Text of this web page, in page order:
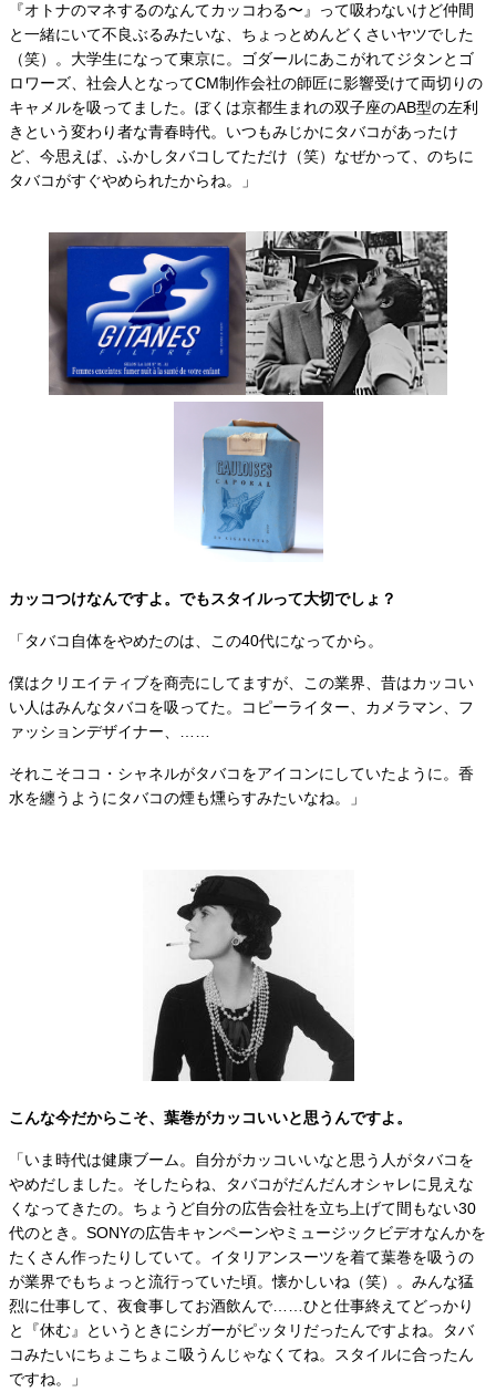
『オトナのマネするのなんてカッコわる〜』って吸わないけど仲間
と一緒にいて不良ぶるみたいな、ちょっとめんどくさいヤツでした
（笑）。大学生になって東京に。ゴダールにあこがれてジタンとゴ
ロワーズ、社会人となってCM制作会社の師匠に影響受けて両切りの
キャメルを吸ってました。ぼくは京都生まれの双子座のAB型の左利
きという変わり者な青春時代。いつもみじかにタバコがあったけ
ど、今思えば、ふかしタバコしてただけ（笑）なぜかって、のちに
タバコがすぐやめられたからね。」
カッコつけなんですよ。でもスタイルって大切でしょ？
「タバコ自体をやめたのは、この40代になってから。
僕はクリエイティブを商売にしてますが、この業界、昔はカッコい
い人はみんなタバコを吸ってた。コピーライター、カメラマン、フ
ァッションデザイナー、……
それこそココ・シャネルがタバコをアイコンにしていたように。香
水を纏うようにタバコの煙も燻らすみたいなね。」
こんな今だからこそ、葉巻がカッコいいと思うんですよ。
「いま時代は健康ブーム。自分がカッコいいなと思う人がタバコを
やめだしました。そしたらね、タバコがだんだんオシャレに見えな
くなってきたの。ちょうど自分の広告会社を立ち上げて間もない30
代のとき。SONYの広告キャンペーンやミュージックビデオなんかを
たくさん作ったりしていて。イタリアンスーツを着て葉巻を吸うの
が業界でもちょっと流行っていた頃。懐かしいね（笑）。みんな猛
烈に仕事して、夜食事してお酒飲んで……ひと仕事終えてどっかり
と『休む』というときにシガーがピッタリだったんですよね。タバ
コみたいにちょこちょこ吸うんじゃなくてね。スタイルに合ったん
ですね。」